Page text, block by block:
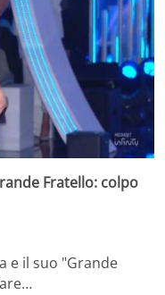
Fratello: colpo
e il suo "Grande